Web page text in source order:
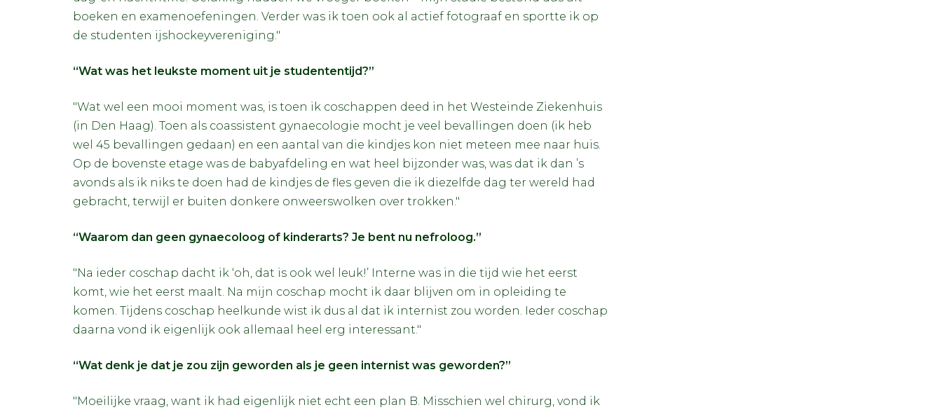
boeken en examenoefeningen. Verder was ik toen ook al actief fotograaf en sportte ik op
de studenten ijshockeyvereniging."
“Wat was het leukste moment uit je studententijd?”
"Wat wel een mooi moment was, is toen ik coschappen deed in het Westeinde Ziekenhuis
(in Den Haag). Toen als coassistent gynaecologie mocht je veel bevallingen doen (ik heb
wel 45 bevallingen gedaan) en een aantal van die kindjes kon niet meteen mee naar huis.
Op de bovenste etage was de babyafdeling en wat heel bijzonder was, was dat ik dan ’s
avonds als ik niks te doen had de kindjes de fles geven die ik diezelfde dag ter wereld had
gebracht, terwijl er buiten donkere onweerswolken over trokken."
“Waarom dan geen gynaecoloog of kinderarts? Je bent nu nefroloog.”
"Na ieder coschap dacht ik ‘oh, dat is ook wel leuk!’ Interne was in die tijd wie het eerst
komt, wie het eerst maalt. Na mijn coschap mocht ik daar blijven om in opleiding te
komen. Tijdens coschap heelkunde wist ik dus al dat ik internist zou worden. Ieder coschap
daarna vond ik eigenlijk ook allemaal heel erg interessant."
“Wat denk je dat je zou zijn geworden als je geen internist was geworden?”
"Moeilijke vraag, want ik had eigenlijk niet echt een plan B. Misschien wel chirurg, vond ik